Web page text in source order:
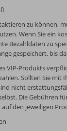
zu können,
Wenn Sie ein
Bezahldaten zu
gespeichert, bis
VIP-Produkts
Sollten Sie mit
nicht
Die Gebühren
den jeweiligen